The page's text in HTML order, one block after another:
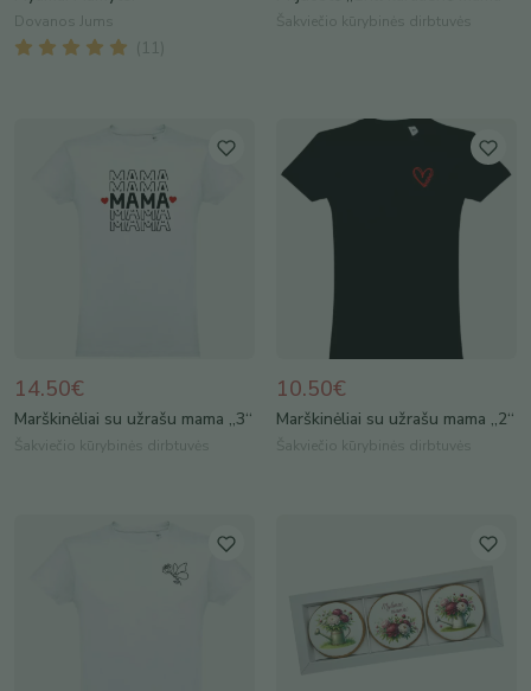
Dovanos Jums
( 11
Šakviečio kūrybinės dirbtuvės
14.50€
Marškinėliai su užrašu mama „3“
Šakviečio kūrybinės dirbtuvės
10.50€
Marškinėliai su užrašu mama „2“
Šakviečio kūrybinės dirbtuvės